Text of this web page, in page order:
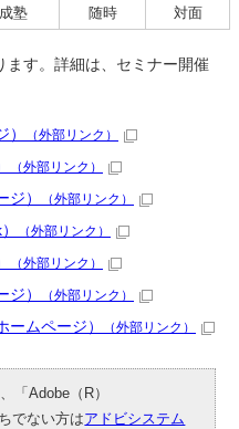
塾 随時 対面
ます。詳細は、セミナー開催
（外部リンク）
（外部リンク）
） （外部リンク）
（外部リンク）
（外部リンク）
） （外部リンク）
ムページ） （外部リンク）
「Adobe（R）
でない方はアドビシステム